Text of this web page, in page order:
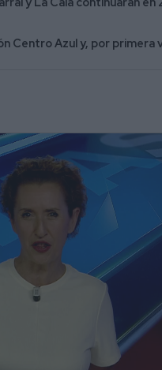
Centro Azul y, por primera